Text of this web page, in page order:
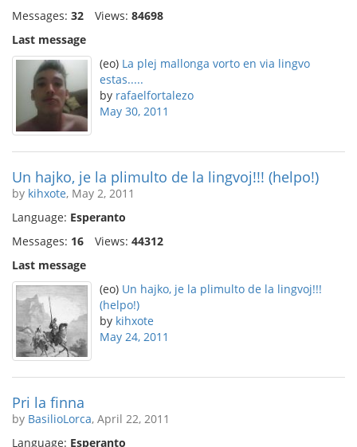
Messages: 32 Views: 84698
Last message
(eo) La plej mallonga vorto en via lingvo
estas.....
by rafaelfortalezo
May 30, 2011
Un hajko, je la plimulto de la lingvoj!!! (helpo!)
by kihxote, May 2, 2011
Language: Esperanto
Messages: 16 Views: 44312
Last message
(eo) Un hajko, je la plimulto de la lingvoj!!!
(helpo!)
by kihxote
May 24, 2011
Pri la finna
by BasilioLorca, April 22, 2011
Language: Esperanto